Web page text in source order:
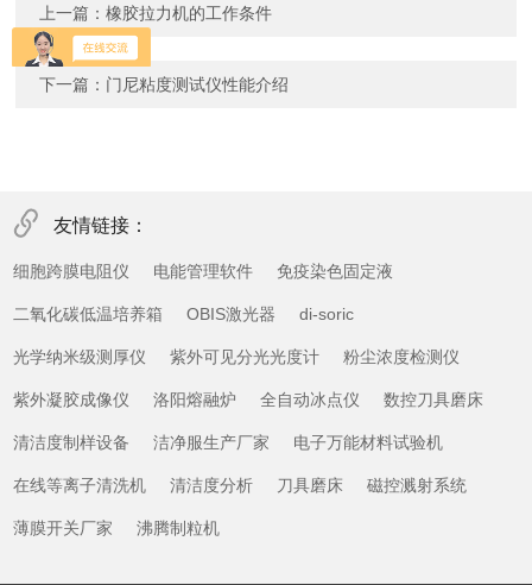
上一篇：橡胶拉力机的工作条件
下一篇： 门尼粘度测试仪性能介绍
友情链接：
细胞跨膜电阻仪 电能管理软件 免疫染色固定液
二氧化碳低温培养箱 OBIS激光器 di-soric
光学纳米级测厚仪 紫外可见分光光度计 粉尘浓度检测仪
紫外凝胶成像仪 洛阳熔融炉 全自动冰点仪 数控刀具磨床
清洁度制样设备 洁净服生产厂家 电子万能材料试验机
在线等离子清洗机 清洁度分析 刀具磨床 磁控溅射系统
薄膜开关厂家 沸腾制粒机